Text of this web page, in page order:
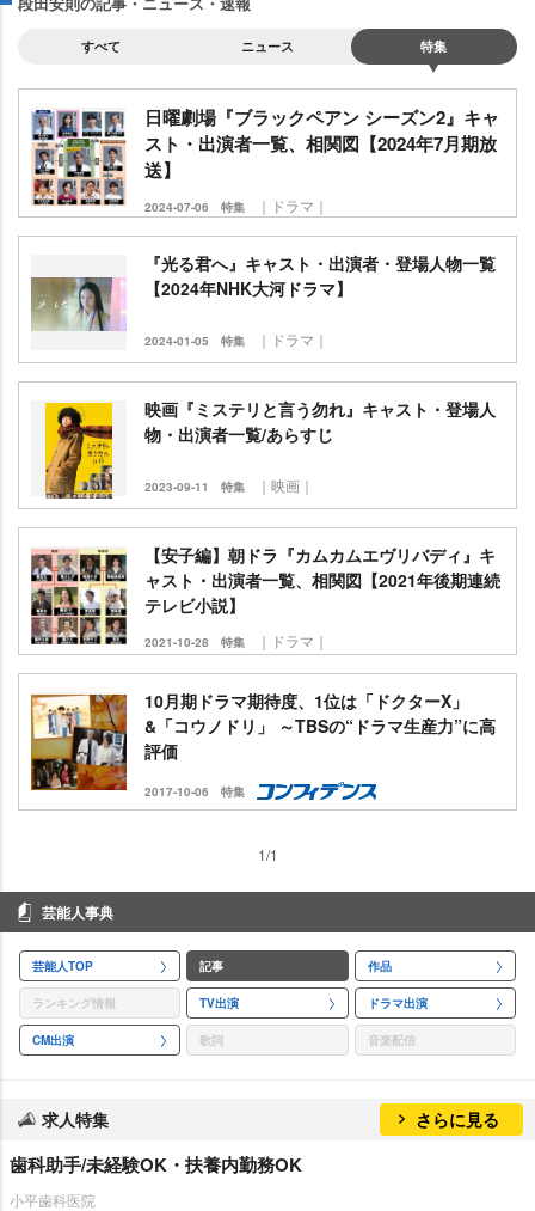
すべて ニュース 特集
日曜劇場『ブラックペアン シーズン2』キャ
スト・出演者一覧、相関図【2024年7月期放
送】
2024-07-06 特集 ｜ドラマ｜
『光る君へ』キャスト・出演者・登場人物一覧
【2024年NHK大河ドラマ】
2024-01-05 特集 ｜ドラマ｜
映画『ミステリと言う勿れ』キャスト・登場人
物・出演者一覧/あらすじ
2023-09-11 特集 ｜映画｜
【安子編】朝ドラ『カムカムエヴリバディ』キ
ャスト・出演者一覧、相関図【2021年後期連続
テレビ小説】
2021-10-28 特集 ｜ドラマ｜
10月期ドラマ期待度、1位は「ドクターX」
&「コウノドリ」 ～TBSの“ドラマ生産力”に高
評価
2017-10-06 特集
1/1
芸能人事典
芸能人TOP 記事 作品
ランキング情報 TV出演 ドラマ出演
CM出演 歌詞 音楽配信
求人特集 さらに見る
歯科助手/未経験OK・扶養内勤務OK
小平歯科医院